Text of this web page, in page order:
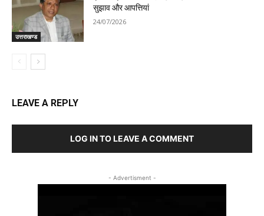
उत्तराखण्ड
सुझाव और आपत्तियां
24/07/2026
LEAVE A REPLY
LOG IN TO LEAVE A COMMENT
- Advertisment -